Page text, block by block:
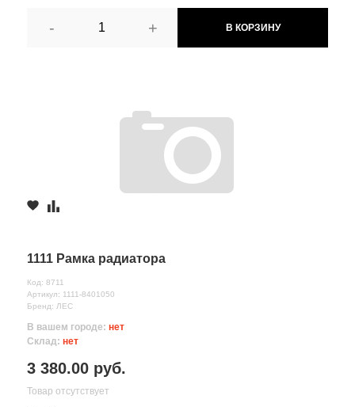
- + В КОРЗИНУ
1111 Рамка радиатора
Код: 8711
Артикул: 1111-8401050
Бренд: ЛЕС
В вашем городе: нет
Склад: нет
3 380.00 руб.
Товар отсутствует